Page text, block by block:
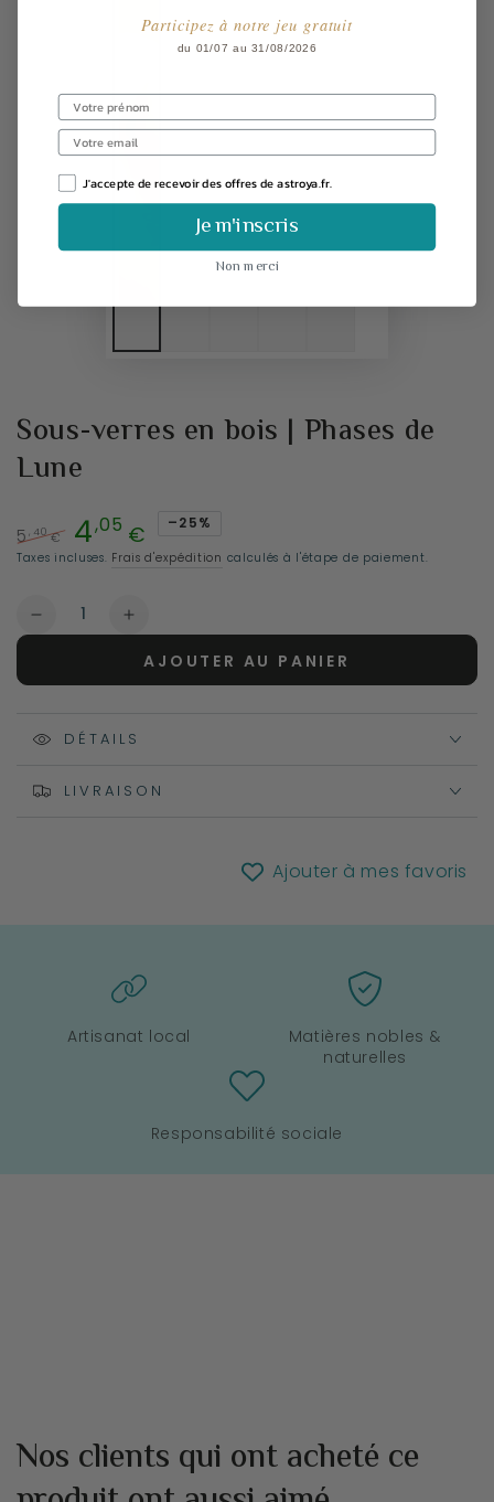
Sous-verres en bois | Phases de
Lune
Prix
5,40 €
Prix
vente
4,05 € –25%
Taxes incluses. Frais d'expédition calculés à l'étape de paiement.
Quantité
Réduire
verres
bois
Augmenter
quantité
verres
bois
AJOUTER AU PANIER
DÉTAILS
LIVRAISON
Ajouter à mes favoris
Artisanat local
Matières nobles &
naturelles
Responsabilité sociale
Nos clients qui ont acheté ce
Participez à notre jeu gratuit
du 01/07 au 31/08/2026
J'accepte de recevoir des offres de astroya.fr.
Je m'inscris
Non merci